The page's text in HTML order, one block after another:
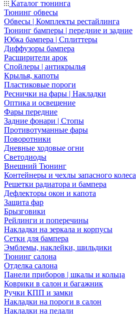
Каталог тюнинга
Тюнинг обвесы
Обвесы | Комплекты рестайлинга
Тюнинг бамперы | передние и задние
Юбка бампера | Сплиттеры
Диффузоры бампера
Расширители арок
Спойлеры | антикрылья
Крылья, капоты
Пластиковые пороги
Реснички на фары | Накладки
Оптика и освещение
Фары передние
Задние фонари | Стопы
Противотуманные фары
Поворотники
Дневные ходовые огни
Светодиоды
Внешний Тюнинг
Контейнеры и чехлы запасного колеса
Решетки радиатора и бампера
Дефлекторы окон и капота
Защита фар
Брызговики
Рейлинги и поперечины
Накладки на зеркала и корпусы
Сетки для бампера
Эмблемы, наклейки, шильдики
Тюнинг салона
Отделка салона
Панели приборов | шкалы и кольца
Коврики в салон и багажник
Ручки КПП и замки
Накладки на пороги в салон
Накладки на педали